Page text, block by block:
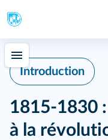
Introduction
1815-1830
à la